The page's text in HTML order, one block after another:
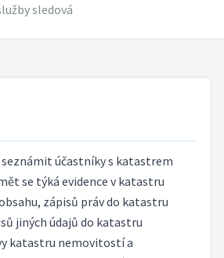
sledová
účastníky s katastrem
se týká evidence v katastru
zápisů práv do katastru
jiných údajů do katastru
katastru nemovitostí a